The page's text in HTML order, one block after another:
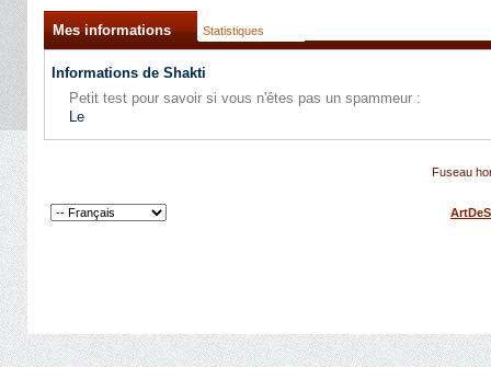
Mes informations Statistiques
Informations de Shakti
Petit test pour savoir si vous n'êtes pas un spammeur :
Le
Fuseau